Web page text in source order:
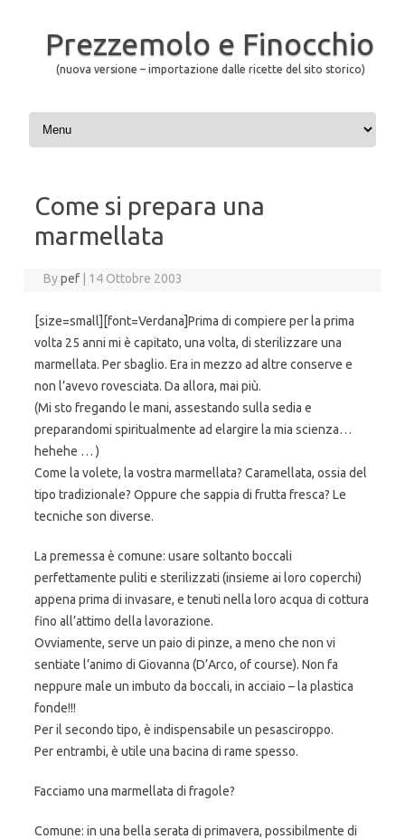
Prezzemolo e Finocchio
(nuova versione – importazione dalle ricette del sito storico)
Skip to content
Come si prepara una
marmellata
Bypef 14 Ottobre 2003
[size=small][font=Verdana]Prima di compiere per la prima
volta 25 anni mi è capitato, una volta, di sterilizzare una
marmellata. Per sbaglio. Era in mezzo ad altre conserve e
non l’avevo rovesciata. Da allora, mai più.
(Mi sto fregando le mani, assestando sulla sedia e
preparandomi spiritualmente ad elargire la mia scienza…
hehehe … )
Come la volete, la vostra marmellata? Caramellata, ossia del
tipo tradizionale? Oppure che sappia di frutta fresca? Le
tecniche son diverse.
La premessa è comune: usare soltanto boccali
perfettamente puliti e sterilizzati (insieme ai loro coperchi)
appena prima di invasare, e tenuti nella loro acqua di cottura
fino all’attimo della lavorazione.
Ovviamente, serve un paio di pinze, a meno che non vi
sentiate l’animo di Giovanna (D’Arco, of course). Non fa
neppure male un imbuto da boccali, in acciaio – la plastica
fonde!!!
Per il secondo tipo, è indispensabile un pesasciroppo.
Per entrambi, è utile una bacina di rame spesso.
Facciamo una marmellata di fragole?
Comune: in una bella serata di primavera, possibilmente di